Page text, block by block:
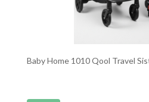
Baby Home 1010 Qool Travel